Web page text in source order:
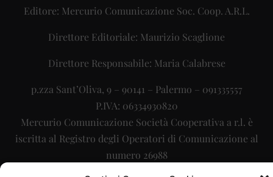
Editore: Mercurio Comunicazione Soc. Coop. A.R.L.
Direttore Editoriale: Maurizio Scaglione
Direttore Responsabile: Maria Calabrese
p.zza Sant’Oliva, 9 – 90141 – Palermo – 091335557
P.IVA: 06334930820
Mercurio Comunicazione Società Cooperativa a r.l. è
iscritta al Registro degli Operatori di Comunicazione al
numero 26988